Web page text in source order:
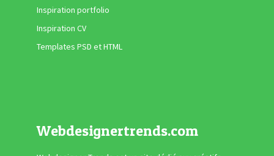
Inspiration portfolio
Inspiration CV
Templates PSD et HTML
Webdesignertrends.com